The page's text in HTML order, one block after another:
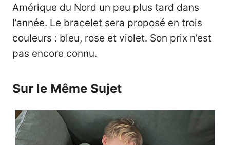
Amérique du Nord un peu plus tard dans
l’année. Le bracelet sera proposé en trois
couleurs : bleu, rose et violet. Son prix n’est
pas encore connu.
Sur le Même Sujet